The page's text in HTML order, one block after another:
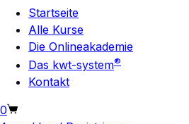
Startseite
Alle Kurse
Die Onlineakademie
Das kwt-system®
Kontakt
Warenkorb
0